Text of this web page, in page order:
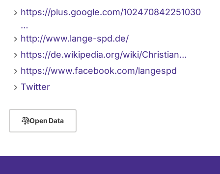
https://plus.google.com/102470842251030
…
http://www.lange-spd.de/
https://de.wikipedia.org/wiki/Christian…
https://www.facebook.com/langespd
Twitter
Open Data